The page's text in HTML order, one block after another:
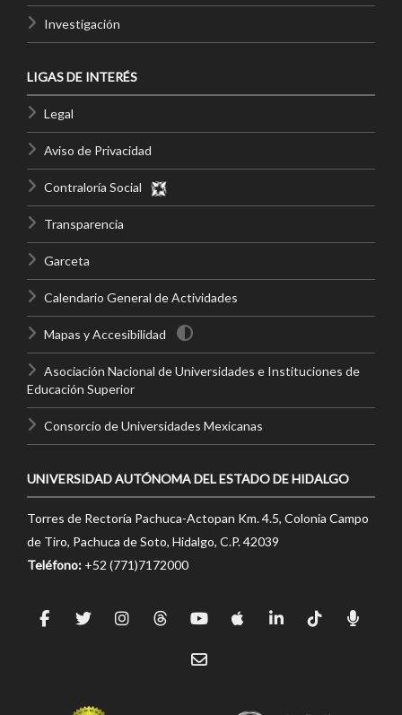
Investigación
LIGAS DE INTERÉS
Legal
Aviso de Privacidad
Contraloría Social
Transparencia
Garceta
Calendario General de Actividades
Mapas y Accesibilidad
Asociación Nacional de Universidades e Instituciones de
Educación Superior
Consorcio de Universidades Mexicanas
UNIVERSIDAD AUTÓNOMA DEL ESTADO DE HIDALGO
Torres de Rectoría Pachuca-Actopan Km. 4.5, Colonia Campo
de Tiro, Pachuca de Soto, Hidalgo, C.P. 42039
Teléfono: +52 (771)7172000